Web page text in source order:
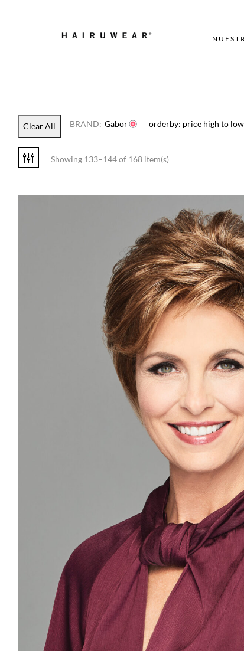
Clear All BRAND: Gabor orderby: price high to low
Showing 133–144 of 168 item(s)